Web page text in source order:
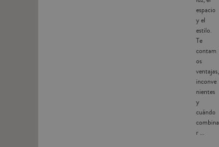
espacio
y el
estilo.
Te
contam
os
ventajas,
inconve
nientes
y
cuándo
combina
r ...